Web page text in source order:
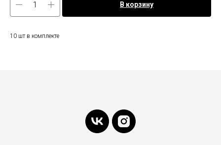
В корзину
10 шт в комплекте